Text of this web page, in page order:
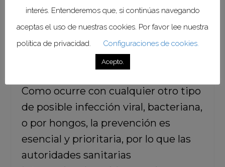
investigación.
Como ocurre con cualquier otro tipo
de posible infección viral, bacteriana,
o por hongos, la prevención es
esencial y prioritaria, por lo que las
autoridades sanitarias
interés. Entenderemos que, si continúas navegando
aceptas el uso de nuestras cookies. Por favor lee nuestra
política de privacidad.
Configuraciones de cookies.
Acepto.